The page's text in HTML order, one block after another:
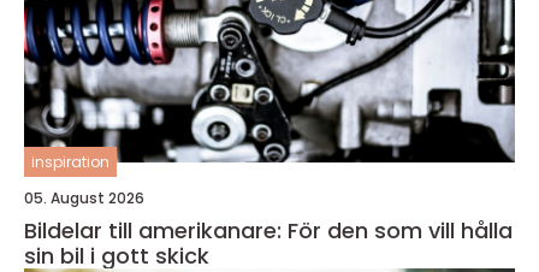
inspiration
05. August 2026
Bildelar till amerikanare: För den som vill hålla
sin bil i gott skick